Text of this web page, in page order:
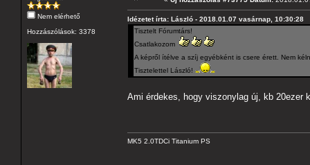
Nem elérhető
Hozzászólások: 3378
Idézetet írta: László - 2018.01.07 vasárnap, 10:30:28
Tisztelt Fórumtárs!
Csatlakozom
A képről ítélve a szíj egyébként is csere érett. Nem
Tisztelettel László!
Ami érdekes, hogy viszonylag új, kb
MK5 2.0TDCi Titanium PS